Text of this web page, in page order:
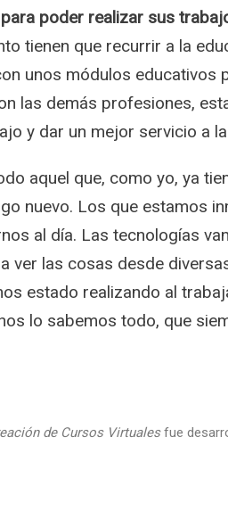
poder realizar sus
tienen que recurrir a la
unos módulos educativos
las demás profesiones,
y dar un mejor servicio a
aquel que, como yo, ya
nuevo. Los que estamos
al día. Las tecnologías
ver las cosas desde
estado realizando al
lo sabemos todo, que
de Cursos Virtualesfue